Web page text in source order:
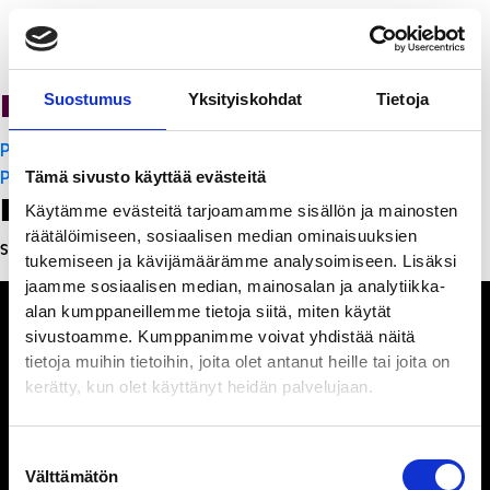
Suostumus Yksityiskohdat Tietoja
Tämä sivusto käyttää evästeitä
Käytämme evästeitä tarjoamamme sisällön ja mainosten
räätälöimiseen, sosiaalisen median ominaisuuksien
tukemiseen ja kävijämäärämme analysoimiseen. Lisäksi
jaamme sosiaalisen median, mainosalan ja analytiikka-
alan kumppaneillemme tietoja siitä, miten käytät
sivustoamme. Kumppanimme voivat yhdistää näitä
tietoja muihin tietoihin, joita olet antanut heille tai joita on
kerätty, kun olet käyttänyt heidän palvelujaan.
valinta
Välttämätön
PanchoVilla
Artikkelien
selaus
PanchoVilla
PanchoVilla
Leave a Reply
Sinun täytyy kirjautua sisään